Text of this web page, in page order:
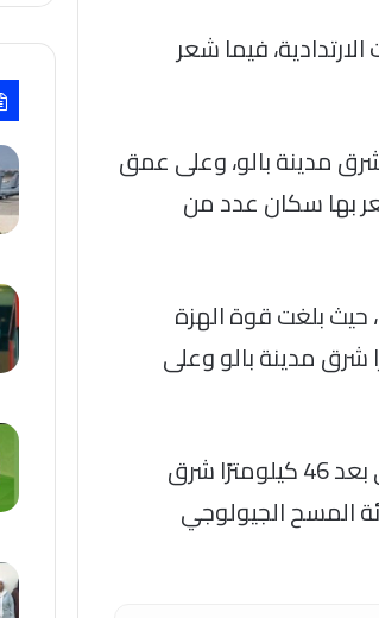
عدد من الهزات الارتدادية، فيما شعر
مركز الزلزال وقع على بعد 43 كيلومترًا شرق مدينة بالو، وعلى عمق
بها سكان عدد من
حيث بلغت قوة الهزة
ريختر، وسُجلت على بعد 44 كيلومترًا شرق مدينة بالو وعلى
كما رُصدت هزة ارتدادية ثانية بلغت قوتها 4.9 درجة، ووقعت على بعد 46 كيلومترًا شرق
المسح الجيولوجي